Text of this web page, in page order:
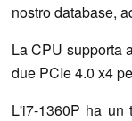
nostro database,
La CPU supporta
due PCIe 4.0 x4
L'i7-1360P ha un